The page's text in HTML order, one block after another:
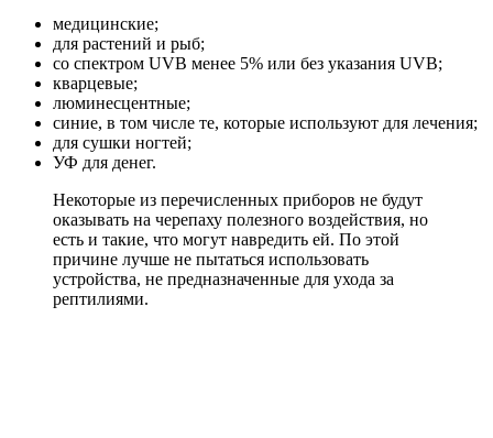
медицинские;
для растений и рыб;
со спектром UVB менее 5% или без указания UVB;
кварцевые;
люминесцентные;
синие, в том числе те, которые используют для лечения;
для сушки ногтей;
УФ для денег.
Некоторые из перечисленных приборов не будут
оказывать на черепаху полезного воздействия, но
есть и такие, что могут навредить ей. По этой
причине лучше не пытаться использовать
устройства, не предназначенные для ухода за
рептилиями.